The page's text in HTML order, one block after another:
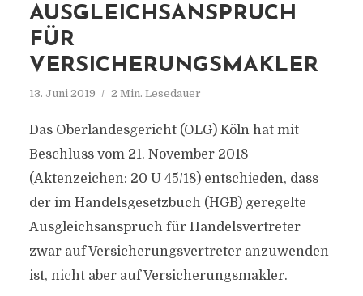
AUSGLEICHSANSPRUCH
FÜR
VERSICHERUNGSMAKLER
13. Juni 2019 2 Min. Lesedauer
Das Oberlandesgericht (OLG) Köln hat mit
Beschluss vom 21. November 2018
(Aktenzeichen: 20 U 45/18) entschieden, dass
der im Handelsgesetzbuch (HGB) geregelte
Ausgleichsanspruch für Handelsvertreter
zwar auf Versicherungsvertreter anzuwenden
ist, nicht aber auf Versicherungsmakler.